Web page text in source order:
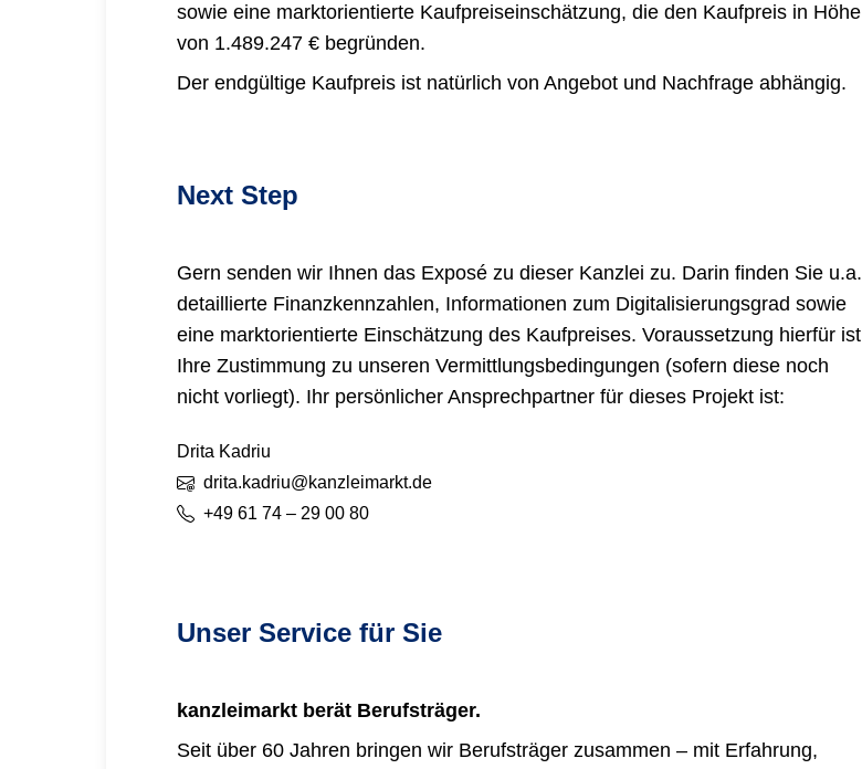
sowie eine marktorientierte Kaufpreiseinschätzung, die den Kaufpreis in Höhe
von 1.489.247 € begründen.
Der endgültige Kaufpreis ist natürlich von Angebot und Nachfrage abhängig.
Next Step
Gern senden wir Ihnen das Exposé zu dieser Kanzlei zu. Darin finden Sie u.a.
detaillierte Finanzkennzahlen, Informationen zum Digitalisierungsgrad sowie
eine marktorientierte Einschätzung des Kaufpreises. Voraussetzung hierfür ist
Ihre Zustimmung zu unseren Vermittlungsbedingungen (sofern diese noch
nicht vorliegt). Ihr persönlicher Ansprechpartner für dieses Projekt ist:
Drita Kadriu
drita.kadriu@kanzleimarkt.de
+49 61 74 – 29 00 80
Unser Service für Sie
kanzleimarkt berät Berufsträger.
Seit über 60 Jahren bringen wir Berufsträger zusammen – mit Erfahrung,